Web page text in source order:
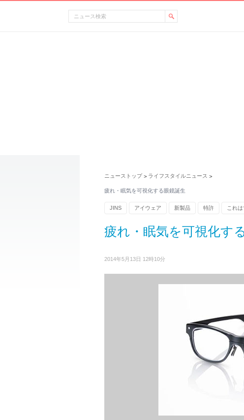
ニューストップ > ライフスタイルニュース >
疲れ・眠気を可視化する眼鏡誕生
JINS アイウェア 新製品 特許 これ
疲れ・眠気を可視化す
2014年5月13日 12時10分